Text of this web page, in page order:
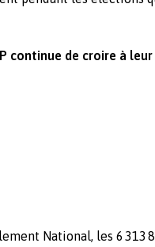
continue de croire à
National, les 6 313